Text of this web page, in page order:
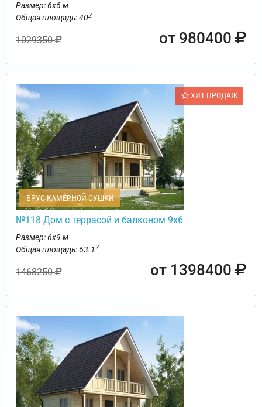
Размер: 6х6 м
Общая площадь: 402
1029350 от 980400
ХИТ ПРОДАЖ
БРУС КАМЕРНОЙ СУШКИ
№118 Дом с террасой и балконом 9х6
Размер: 6х9 м
Общая площадь: 63.12
1468250 от 1398400